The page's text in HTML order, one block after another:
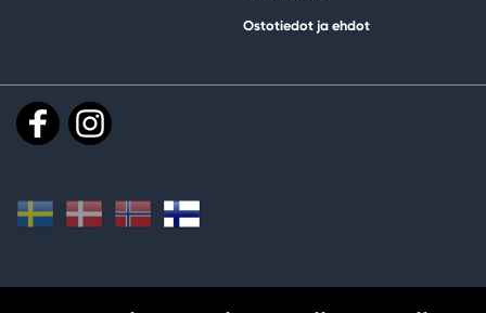
Ostotiedot ja ehdot